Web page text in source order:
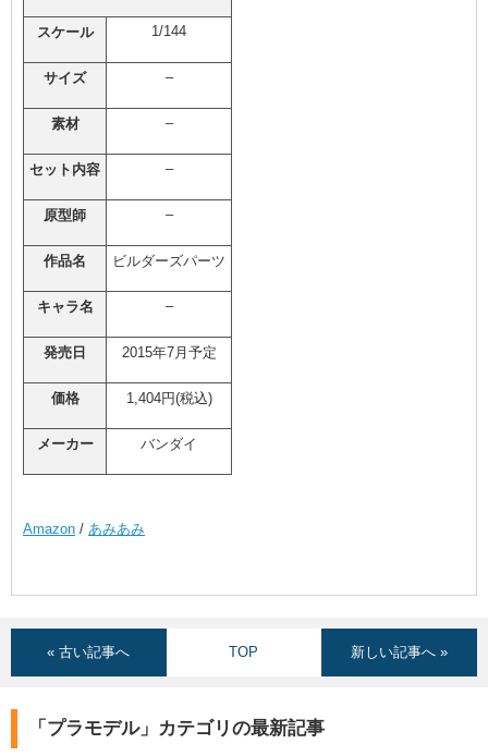
スケール 1/144
サイズ –
素材 –
セット内容 –
原型師 –
作品名 ビルダーズパーツ
キャラ名 –
発売日 2015年7月予定
価格 1,404円(税込)
メーカー バンダイ
Amazon / あみあみ
« 古い記事へ TOP 新しい記事へ »
「プラモデル」カテゴリの最新記事